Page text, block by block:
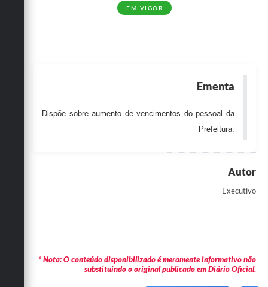
Sala M. do Empreendedor
EM VIGOR
Ementa
Dispõe sobre aumento de vencimentos do pessoal da
Prefeitura.
Autor
Executivo
* Nota: O conteúdo disponibilizado é meramente informativo não
substituindo o original publicado em Diário Oficial.